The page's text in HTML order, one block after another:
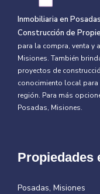
Inmobiliaria en
Construcción de
para la compra, venta y
Misiones. También
proyectos de
conocimiento local
región. Para más
Posadas, Misiones.
Propiedades
Posadas, Misiones